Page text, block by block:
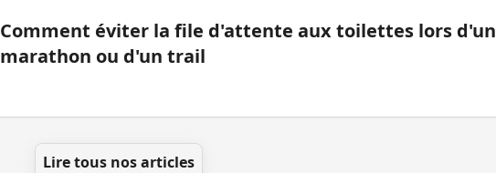
Comment éviter la file d'attente aux toilettes lors d'un
marathon ou d'un trail
Lire tous nos articles